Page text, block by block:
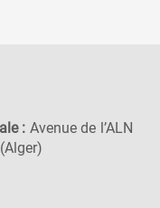
: Avenue de l’ALN